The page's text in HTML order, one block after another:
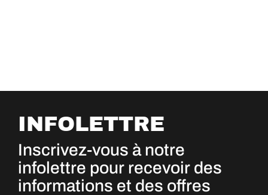
INFOLETTRE
Inscrivez-vous à notre
infolettre pour recevoir des
informations et des offres